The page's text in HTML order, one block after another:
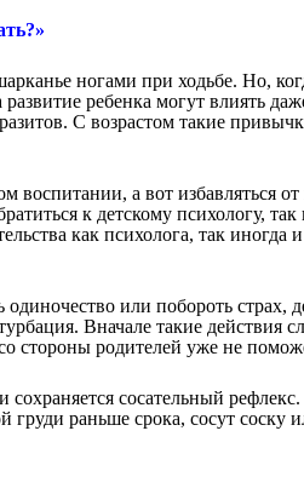
ногами при ходьбе. Но,
ребенка могут влиять
С возрастом такие
а вот избавляться
к детскому психологу,
как психолога, так иногда
или побороть страх,
Вначале такие действия
стороны родителей уже не
сосательный
раньше срока, сосут соску